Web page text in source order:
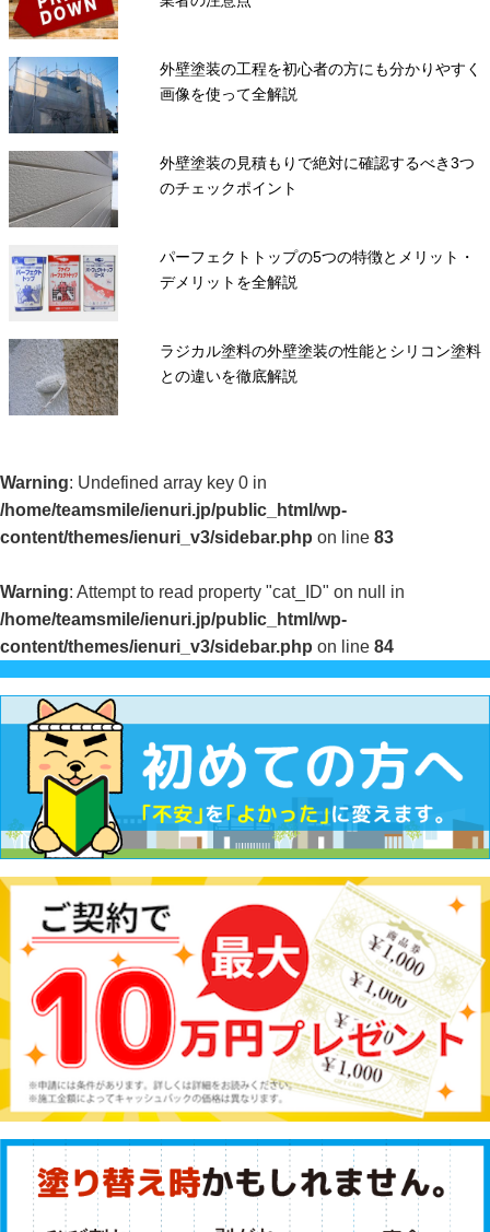
外壁塗装の工程を初心者の方にも分かりやすく
画像を使って全解説
外壁塗装の見積もりで絶対に確認するべき3つ
のチェックポイント
パーフェクトトップの5つの特徴とメリット・
デメリットを全解説
ラジカル塗料の外壁塗装の性能とシリコン塗料
との違いを徹底解説
Warning: Undefined array key 0 in
/home/teamsmile/ienuri.jp/public_html/wp-
content/themes/ienuri_v3/sidebar.php on line 83
Warning: Attempt to read property "cat_ID" on null in
/home/teamsmile/ienuri.jp/public_html/wp-
content/themes/ienuri_v3/sidebar.php on line 84